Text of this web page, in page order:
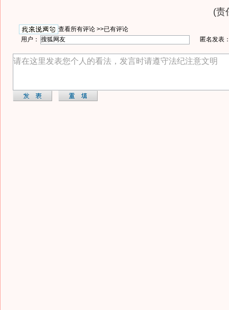
(责
查看所有评论 >>已有评论
用户：
匿名发表